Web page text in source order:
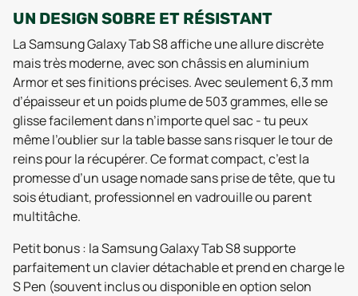
UN DESIGN SOBRE ET RÉSISTANT
La Samsung Galaxy Tab S8 affiche une allure discrète
mais très moderne, avec son châssis en aluminium
Armor et ses finitions précises. Avec seulement 6,3 mm
d’épaisseur et un poids plume de 503 grammes, elle se
glisse facilement dans n’importe quel sac - tu peux
même l’oublier sur la table basse sans risquer le tour de
reins pour la récupérer. Ce format compact, c’est la
promesse d’un usage nomade sans prise de tête, que tu
sois étudiant, professionnel en vadrouille ou parent
multitâche.
Petit bonus : la Samsung Galaxy Tab S8 supporte
parfaitement un clavier détachable et prend en charge le
S Pen (souvent inclus ou disponible en option selon